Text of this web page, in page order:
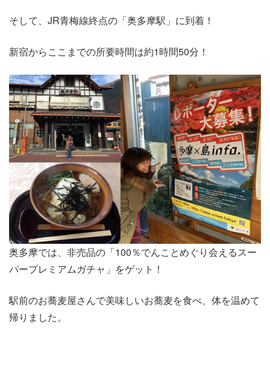
そして、JR青梅線終点の「奥多摩駅」に到着！
新宿からここまでの所要時間は約1時間50分！
奥多摩では、非売品の「100％でんことめぐり会えるスー
パープレミアムガチャ」をゲット！
駅前のお蕎麦屋さんで美味しいお蕎麦を食べ、体を温めて
帰りました。